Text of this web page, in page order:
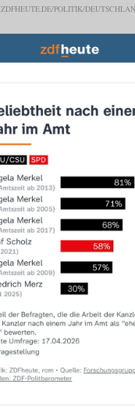
ZDFHEUTE.DE/POLITIK/DEUTSCHLAN